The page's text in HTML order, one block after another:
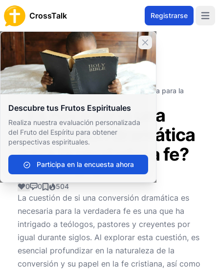
CrossTalk Registrarse
Cerrar banner
Descubre tus Frutos Espirituales
Realiza nuestra evaluación personalizada
del Fruto del Espíritu para obtener
perspectivas espirituales.
Participa en la encuesta ahora
Inicio
Archivo de Preguntas
Conceptos Teológicos
Soteriología
¿Es necesaria una conversión dramática para la
¿Es necesaria una
conversión dramática
para la verdadera fe?
0 0 504
La cuestión de si una conversión dramática es
necesaria para la verdadera fe es una que ha
intrigado a teólogos, pastores y creyentes por
igual durante siglos. Al explorar esta cuestión, es
esencial profundizar en la naturaleza de la
conversión y su papel en la fe cristiana, así como